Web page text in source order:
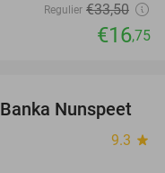
Regulier €33,50
€16,75
53%
Nunspeet
9.3 star